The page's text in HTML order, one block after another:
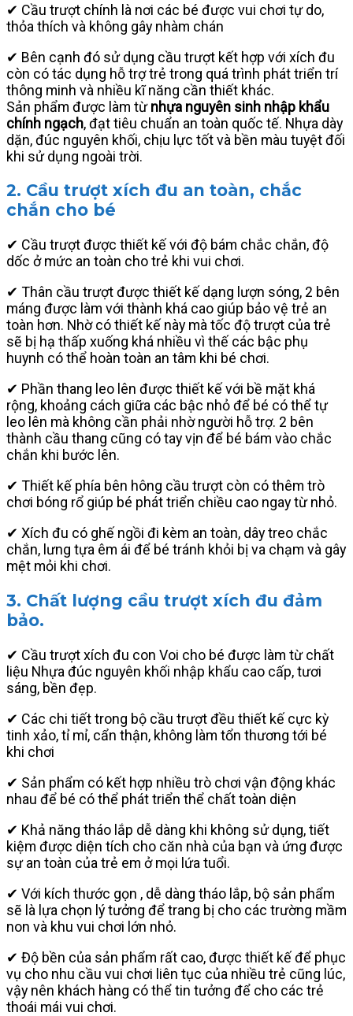
✔ Cầu trượt chính là nơi các bé được vui chơi tự do,
thỏa thích và không gây nhàm chán
✔ Bên cạnh đó sử dụng cầu trượt kết hợp với xích đu
còn có tác dụng hỗ trợ trẻ trong quá trình phát triển trí
thông minh và nhiều kĩ năng cần thiết khác.
Sản phẩm được làm từnhựa nguyên sinh nhập khẩu
chính ngạch, đạt tiêu chuẩn an toàn quốc tế. Nhựa dày
dặn, đúc nguyên khối, chịu lực tốt và bền màu tuyệt đối
khi sử dụng ngoài trời.
2. Cầu trượt xích đu an toàn, chắc
chắn cho bé
✔ Cầu trượt được thiết kế với độ bám chắc chắn, độ
dốc ở mức an toàn cho trẻ khi vui chơi.
✔ Thân cầu trượt được thiết kế dạng lượn sóng, 2 bên
máng được làm với thành khá cao giúp bảo vệ trẻ an
toàn hơn. Nhờ có thiết kế này mà tốc độ trượt của trẻ
sẽ bị hạ thấp xuống khá nhiều vì thế các bậc phụ
huynh có thể hoàn toàn an tâm khi bé chơi.
✔ Phần thang leo lên được thiết kế với bề mặt khá
rộng, khoảng cách giữa các bậc nhỏ để bé có thể tự
leo lên mà không cần phải nhờ người hỗ trợ. 2 bên
thành cầu thang cũng có tay vịn để bé bám vào chắc
chắn khi bước lên.
✔ Thiết kế phía bên hông cầu trượt còn có thêm trò
chơi bóng rổ giúp bé phát triển chiều cao ngay từ nhỏ.
✔ Xích đu có ghế ngồi đi kèm an toàn, dây treo chắc
chắn, lưng tựa êm ái để bé tránh khỏi bị va chạm và gây
mệt mỏi khi chơi.
3. Chất lượng cầu trượt xích đu đảm
bảo.
✔ Cầu trượt xích đu con Voi cho bé được làm từ chất
liệu Nhựa đúc nguyên khối nhập khẩu cao cấp, tươi
sáng, bền đẹp.
✔ Các chi tiết trong bộ cầu trượt đều thiết kế cực kỳ
tinh xảo, tỉ mỉ, cẩn thận, không làm tổn thương tới bé
khi chơi
✔ Sản phẩm có kết hợp nhiều trò chơi vận động khác
nhau để bé có thể phát triển thể chất toàn diện
✔ Khả năng tháo lắp dễ dàng khi không sử dụng, tiết
kiệm được diện tích cho căn nhà của bạn và ứng được
sự an toàn của trẻ em ở mọi lứa tuổi.
✔ Với kích thước gọn , dễ dàng tháo lắp, bộ sản phẩm
sẽ là lựa chọn lý tưởng để trang bị cho các trường mầm
non và khu vui chơi lớn nhỏ.
✔ Độ bền của sản phẩm rất cao, được thiết kế để phục
vụ cho nhu cầu vui chơi liên tục của nhiều trẻ cũng lúc,
vậy nên khách hàng có thể tin tưởng để cho các trẻ
thoái mái vui chơi.